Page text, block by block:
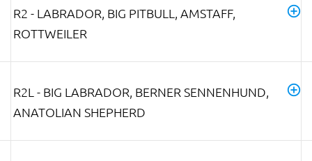
R2 - LABRADOR, BIG PITBULL, AMSTAFF,
ROTTWEILER
R2L - BIG LABRADOR, BERNER SENNENHUND,
ANATOLIAN SHEPHERD